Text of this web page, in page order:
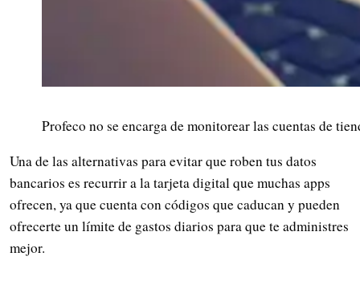
Profeco no se encarga de monitorear las cuentas de
Una de las alternativas para evitar que roben tus datos
bancarios es recurrir a la tarjeta digital que muchas apps
ofrecen, ya que cuenta con códigos que caducan y pueden
ofrecerte un límite de gastos diarios para que te administres
mejor.